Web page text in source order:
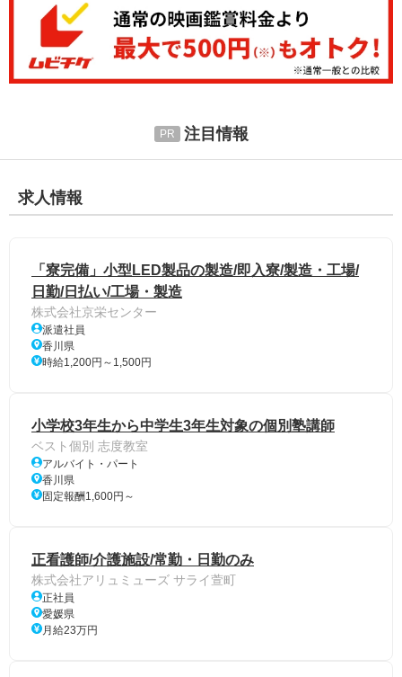
注目情報
求人情報
「寮完備」小型LED製品の製造/即入寮/製造・工場/
日勤/日払い/工場・製造
株式会社京栄センター
派遣社員
香川県
時給1,200円～1,500円
小学校3年生から中学生3年生対象の個別塾講師
ベスト個別 志度教室
アルバイト・パート
香川県
固定報酬1,600円～
正看護師/介護施設/常勤・日勤のみ
株式会社アリュミューズ サライ萱町
正社員
愛媛県
月給23万円